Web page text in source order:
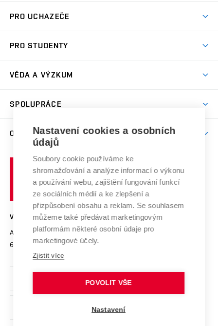
Koleje
Sport na VUT
PRO UCHAZEČE
Dny otevřených dveří
Celoživotní vzdělávání
E-přihláška
PRO STUDENTY
Harmonogram akademického roku
Závěrečné práce
Doktorské studium
Zpracování osobních údajů studentů
Sociální bezpečí
Studium bez bariér
Podpora podnikání
VĚDA A VÝZKUM
Mezinárodní vědecká rada
Systém zajišťování kvality výzkumu
Výzkumné infrastruktury
Transfer znalostí
Open Science
Projekty
Projekty ze strukturálních fondů
Specifický výzkum
SPOLUPRÁCE
Zahraniční spolupráce
Spolupráce se školami
Služby univerzity
Mezinárodní dohody
Univerzitní sítě
O UNIVERZITĚ
Profil univerzity
Udržitelná univerzita
Podnikavá univerzita / ContriBUTe
Bezpečná univerzita
Vyznamenání
Organizační struktura
Ochrana osobních údajů
odkaz)
učení
technické
VYSOKÉ UČENÍ TECHNICKÉ V BRNĚ
Antonínská 548/1
602 00 Brno
www.vut.cz
vut@vutbr.cz
Nastavení cookies a osobních
údajů
Soubory cookie používáme ke
shromažďování a analýze informací o výkonu
a používání webu, zajištění fungování funkcí
ze sociálních médií a ke zlepšení a
přizpůsobení obsahu a reklam. Se souhlasem
můžeme také předávat marketingovým
platformám některé osobní údaje pro
marketingové účely.
Zjistit více
POVOLIT VŠE
Nastavení